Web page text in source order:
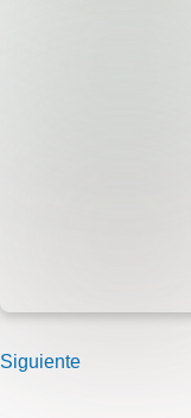
Siguiente